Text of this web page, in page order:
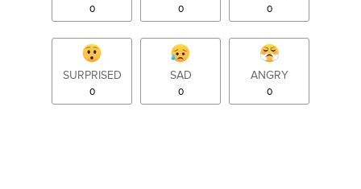
0 0 0
SURPRISED
0
SAD
0
ANGRY
0